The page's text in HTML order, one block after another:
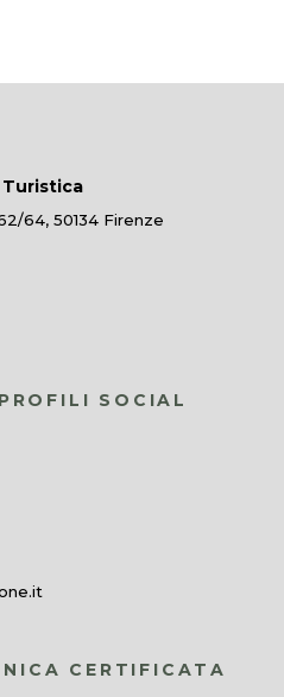
Turistica
64, 50134 Firenze
SOCIAL
CERTIFICATA